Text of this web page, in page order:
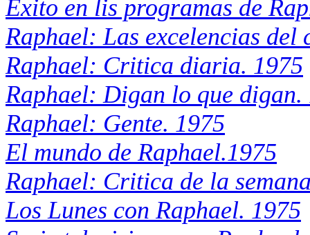
Exito en lis programas de
Raphael: Las excelencias del
Raphael: Critica diaria. 1975
Raphael: Digan lo que digan.
Raphael: Gente. 1975
El mundo de Raphael.1975
Raphael: Critica de la
Los Lunes con Raphael. 1975